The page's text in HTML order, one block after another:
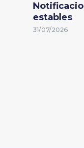
estables
31/07/2026